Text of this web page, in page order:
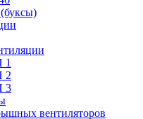
1
2
3
вентиляторов